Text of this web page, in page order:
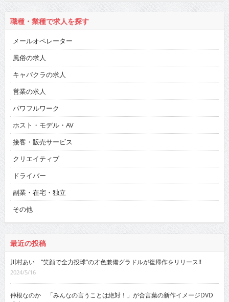
職種・業種で求人を探す
メールオペレーター
風俗の求人
キャバクラの求人
営業の求人
パワフルワーク
ホスト・モデル・AV
接客・販売サービス
クリエイティブ
ドライバー
副業・在宅・独立
その他
最近の投稿
川村あい “笑顔で全力投球”の才色兼備グラドルが復帰作をリリース!!
2024/5/16
仲根なのか 「みんなの言うことは絶対！」が合言葉の新作イメージDVD